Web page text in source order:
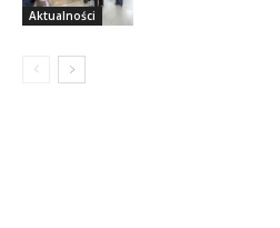
Aktualności